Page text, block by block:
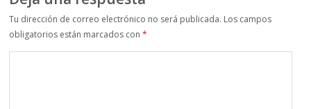
Tu dirección de correo electrónico no será publicada. Los campos
obligatorios están marcados con*